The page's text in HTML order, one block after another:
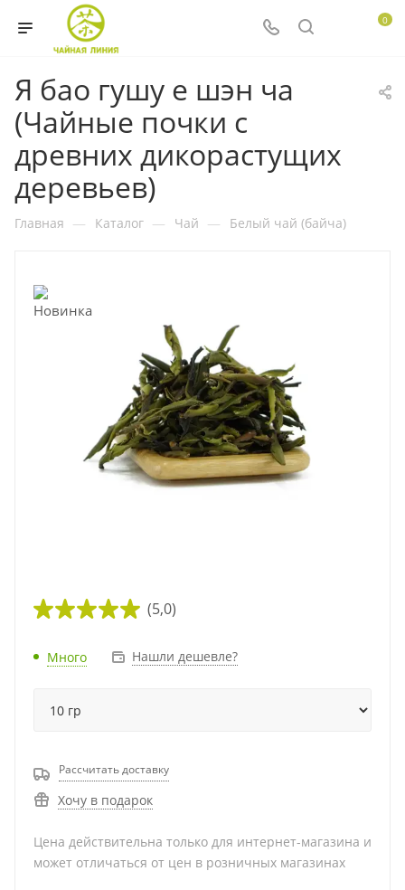
0
Я бао гушу е шэн ча
(Чайные почки с
древних дикорастущих
деревьев)
Главная — Каталог — Чай — Белый чай (байча)
(5,0)
Много Нашли дешевле?
Рассчитать доставку
Хочу в подарок
Цена действительна только для интернет-магазина и
может отличаться от цен в розничных магазинах